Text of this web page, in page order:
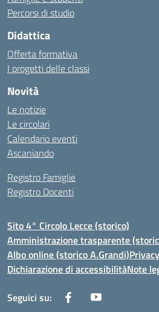
Percorsi di studio
Didattica
Offerta formativa
I progetti delle classi
Novità
Le notizie
Le circolari
Calendario eventi
Ascaniando
Registro Famiglie
Registro Docenti
Sito 4° Circolo Lecce (storico)
Amministrazione trasparente
Albo online (storico A.Grandi)
Dichiarazione di accessibilitàNote
Seguici su: